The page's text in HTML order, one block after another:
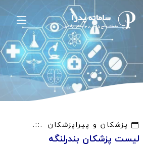
پزشکان و پیراپزشکان
لیست پزشکان بندرلنگه